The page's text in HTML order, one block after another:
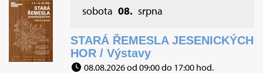
sobota 08. srpna
STARÁ ŘEMESLA JESENICKÝCH
HOR / Výstavy
08.08.2026 od 09:00 do 17:00 hod.